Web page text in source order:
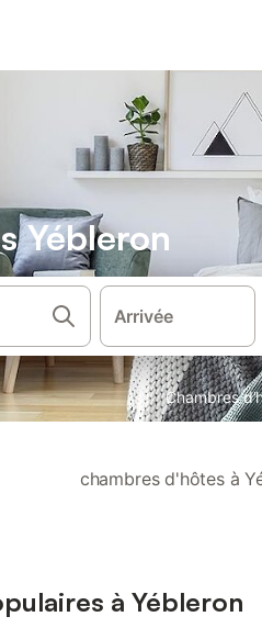
Yébleron
Arrivée
Chambres
chambres d'hôtes à
à Yébleron